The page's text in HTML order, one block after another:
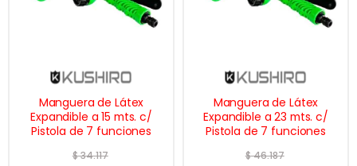
Manguera de Látex
Expandible a 15 mts. c/
Pistola de 7 funciones
$34.117
Manguera de Látex
Expandible a 23 mts. c/
Pistola de 7 funciones
$46.187